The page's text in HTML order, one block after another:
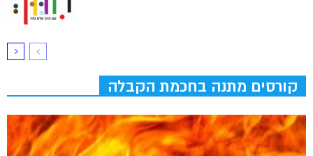
קורסים מתנה בחכמת הקבלה